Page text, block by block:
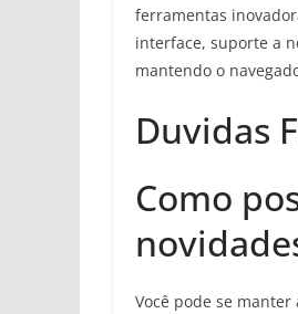
ferramentas
interface, suporte a
mantendo o
Duvidas
Como
Você pode se